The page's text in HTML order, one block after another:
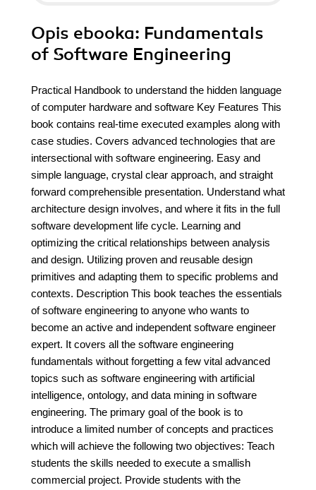
Opis ebooka: Fundamentals
of Software Engineering
Practical Handbook to understand the hidden language
of computer hardware and software Key Features This
book contains real-time executed examples along with
case studies. Covers advanced technologies that are
intersectional with software engineering. Easy and
simple language, crystal clear approach, and straight
forward comprehensible presentation. Understand what
architecture design involves, and where it fits in the full
software development life cycle. Learning and
optimizing the critical relationships between analysis
and design. Utilizing proven and reusable design
primitives and adapting them to specific problems and
contexts. Description This book teaches the essentials
of software engineering to anyone who wants to
become an active and independent software engineer
expert. It covers all the software engineering
fundamentals without forgetting a few vital advanced
topics such as software engineering with artificial
intelligence, ontology, and data mining in software
engineering. The primary goal of the book is to
introduce a limited number of concepts and practices
which will achieve the following two objectives: Teach
students the skills needed to execute a smallish
commercial project. Provide students with the